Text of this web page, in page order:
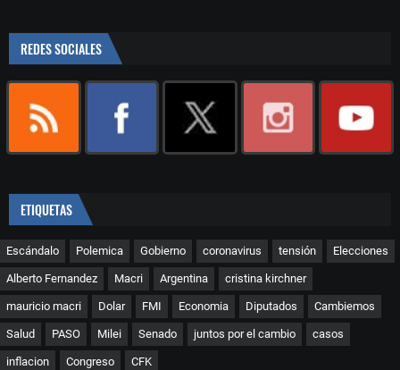
REDES SOCIALES
ETIQUETAS
Escándalo Polemica Gobierno coronavirus tensión Elecciones
Alberto Fernandez Macri Argentina cristina kirchner
mauricio macri Dolar FMI Economia Diputados Cambiemos
Salud PASO Milei Senado juntos por el cambio casos
inflacion Congreso CFK